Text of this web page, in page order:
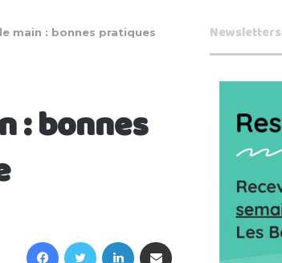
main : bonnes pratiques
: bonnes
FacebookTwitter Linkedin
Newsletters